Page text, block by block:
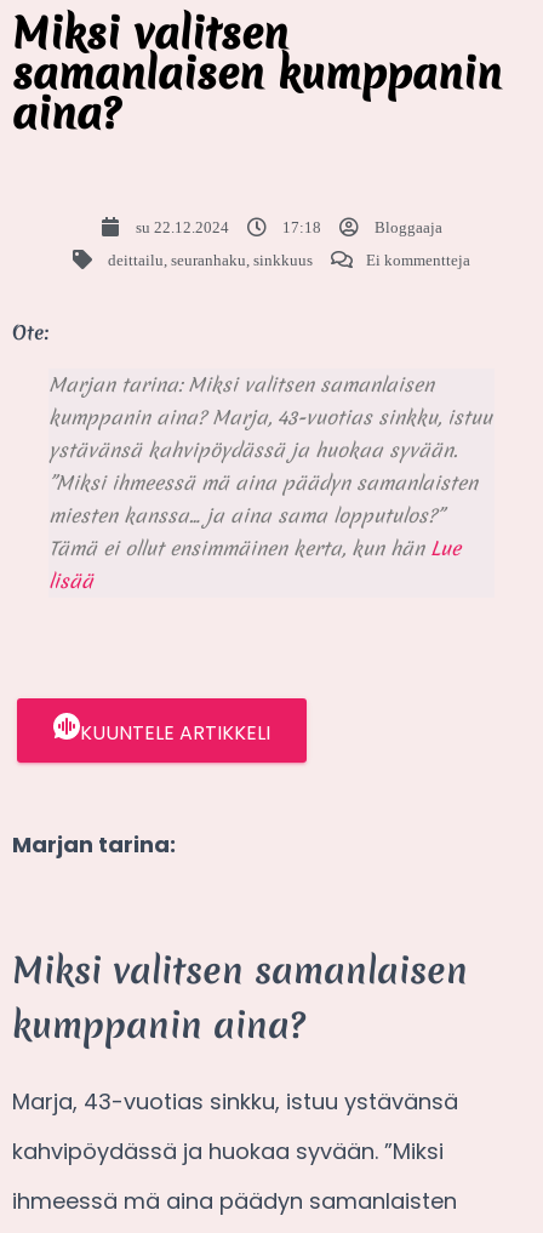
Miksi valitsen
samanlaisen kumppanin
aina?
su 22.12.2024 17:18
Bloggaaja
deittailu seuranhaku sinkkuus Ei kommentteja
Ote:
Marjan tarina: Miksi valitsen samanlaisen
kumppanin aina? Marja, 43-vuotias sinkku, istuu
ystävänsä kahvipöydässä ja huokaa syvään.
”Miksi ihmeessä mä aina päädyn samanlaisten
miesten kanssa… ja aina sama lopputulos?”
Tämä ei ollut ensimmäinen kerta, kun hänLue
lisää
KUUNTELE ARTIKKELI
Marjan tarina:
Miksi valitsen samanlaisen
kumppanin aina?
Marja, 43-vuotias sinkku, istuu ystävänsä
kahvipöydässä ja huokaa syvään. ”Miksi
ihmeessä mä aina päädyn samanlaisten